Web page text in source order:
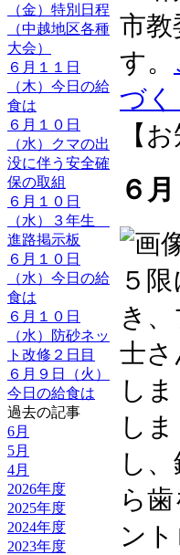
（金）特別日程
（中越地区各種
大会）
６月１１日
（木）今日の給
食は
６月１０日
（水）クマの出
没に伴う安全確
保の取組
６月１０日
（水）３年生
進路掲示板
６月１０日
（水）今日の給
食は
６月１０日
（水）防砂ネッ
ト改修２日目
６月９日（火）
今日の給食は
過去の記事
6月
5月
4月
2026年度
2025年度
2024年度
2023年度
市
す。
づく
【
６
５
き
士さ
し
し
し
ら
ン